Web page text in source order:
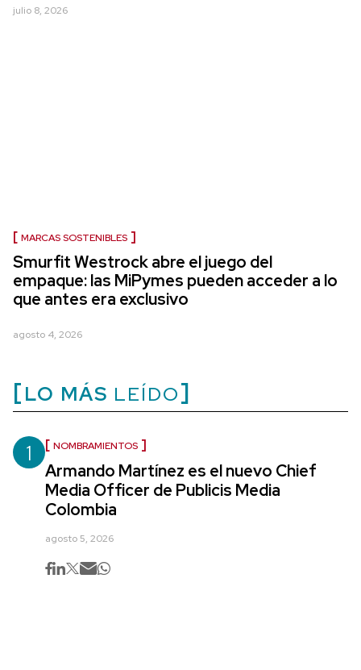
julio 8, 2026
MARCAS SOSTENIBLES
Smurfit Westrock abre el juego del
empaque: las MiPymes pueden acceder a lo
que antes era exclusivo
agosto 4, 2026
LO MÁS LEÍDO
1 NOMBRAMIENTOS
Armando Martínez es el nuevo Chief
Media Officer de Publicis Media
Colombia
agosto 5, 2026